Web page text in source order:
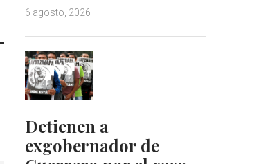
6 agosto, 2026
Detienen a
exgobernador de